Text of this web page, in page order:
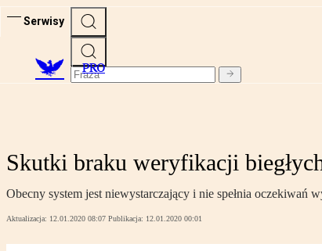
Serwisy
PRO
Skutki braku weryfikacji
Obecny system jest niewystarczający i nie spełnia
Aktualizacja: 12.01.2020 08:07 Publikacja: 12.01.2020 00:01